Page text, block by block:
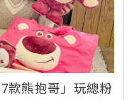
款熊抱哥」玩總粉